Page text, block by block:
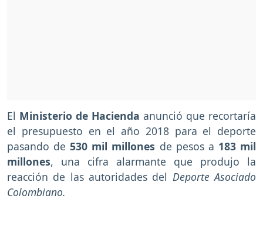
El Ministerio de Hacienda anunció que recortaría
el presupuesto en el año 2018 para el deporte
pasando de 530 mil millones de pesos a 183 mil
millones, una cifra alarmante que produjo la
reacción de las autoridades del Deporte Asociado
Colombiano.